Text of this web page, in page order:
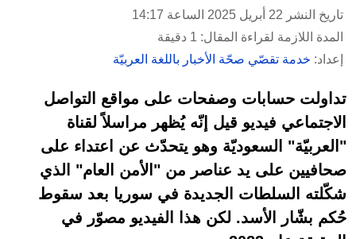
تاريخ النشر 22 أبريل 2025 الساعة 14:17
المدة اللازمة لقراءة المقال: 1 دقيقة
إعداد: خدمة تقصّي صحّة الأخبار باللغة العربيّة
تداولت حسابات وصفحات على مواقع التواصل
الاجتماعي فيديو قيل إنّه يُظهر مراسلاً لقناة
"العربيّة" السعوديّة وهو يتحدّث عن اعتداء على
صحافيين على يد عناصر من "الأمن العام" الذي
شكّلته السلطات الجديدة في سوريا بعد سقوط
حُكم بشّار الأسد. لكن هذا الفيديو مصوّر في